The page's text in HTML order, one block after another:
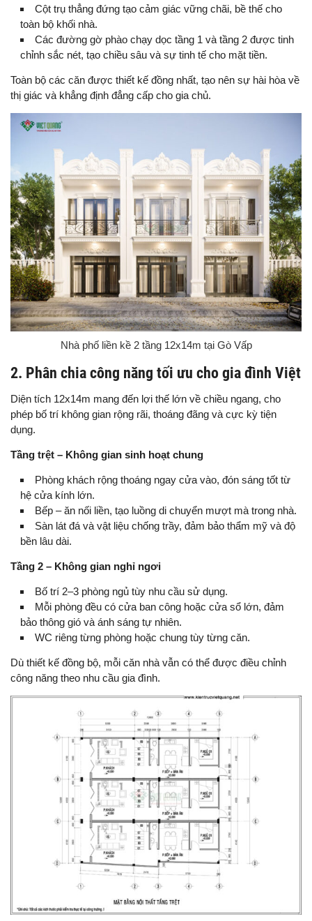
Cột trụ thẳng đứng tạo cảm giác vững chãi, bề thế cho
toàn bộ khối nhà.
Các đường gờ phào chạy dọc tầng 1 và tầng 2 được tinh
chỉnh sắc nét, tạo chiều sâu và sự tinh tế cho mặt tiền.
Toàn bộ các căn được thiết kế đồng nhất, tạo nên sự hài hòa về
thị giác và khẳng định đẳng cấp cho gia chủ.
Nhà phố liền kề 2 tầng 12x14m tại Gò Vấp
2. Phân chia công năng tối ưu cho gia đình Việt
Diện tích 12x14m mang đến lợi thế lớn về chiều ngang, cho
phép bố trí không gian rộng rãi, thoáng đãng và cực kỳ tiện
dụng.
Tầng trệt – Không gian sinh hoạt chung
Phòng khách rộng thoáng ngay cửa vào, đón sáng tốt từ
hệ cửa kính lớn.
Bếp – ăn nối liền, tạo luồng di chuyển mượt mà trong nhà.
Sàn lát đá và vật liệu chống trầy, đảm bảo thẩm mỹ và độ
bền lâu dài.
Tầng 2 – Không gian nghỉ ngơi
Bố trí 2–3 phòng ngủ tùy nhu cầu sử dụng.
Mỗi phòng đều có cửa ban công hoặc cửa sổ lớn, đảm
bảo thông gió và ánh sáng tự nhiên.
WC riêng từng phòng hoặc chung tùy từng căn.
Dù thiết kế đồng bộ, mỗi căn nhà vẫn có thể được điều chỉnh
công năng theo nhu cầu gia đình.